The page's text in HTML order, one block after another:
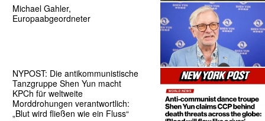
Michael Gahler,
Europaabgeordneter
NYPOST: Die antikommunistische
Tanzgruppe Shen Yun macht
KPCh für weltweite
Morddrohungen verantwortlich:
„Blut wird fließen wie ein Fluss“